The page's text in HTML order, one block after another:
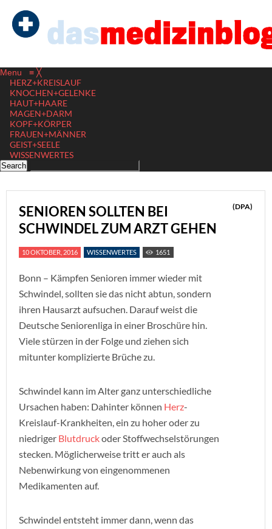
Menu ≡ ╳
HERZ+KREISLAUF
KNOCHEN+GELENKE
HAUT+HAARE
MAGEN+DARM
KOPF+KÖRPER
FRAUEN+MÄNNER
GEIST+SEELE
WISSENWERTES
SENIOREN SOLLTEN BEI
SCHWINDEL ZUM ARZT GEHEN
(DPA)
10 OKTOBER, 2016 WISSENWERTES 1651
Bonn – Kämpfen Senioren immer wieder mit
Schwindel, sollten sie das nicht abtun, sondern
ihren Hausarzt aufsuchen. Darauf weist die
Deutsche Seniorenliga in einer Broschüre hin.
Viele stürzen in der Folge und ziehen sich
mitunter komplizierte Brüche zu.
Schwindel kann im Alter ganz unterschiedliche
Ursachen haben: Dahinter können Herz-
Kreislauf-Krankheiten, ein zu hoher oder zu
niedriger Blutdruckoder Stoffwechselstörungen
stecken. Möglicherweise tritt er auch als
Nebenwirkung von eingenommenen
Medikamenten auf.
Schwindel entsteht immer dann, wenn das